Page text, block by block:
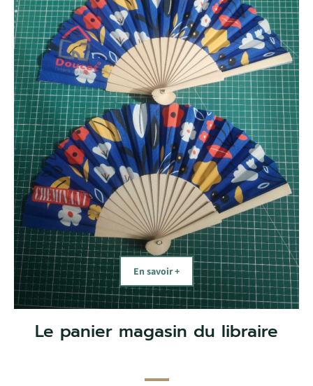
En savoir +
Le panier magasin du libraire